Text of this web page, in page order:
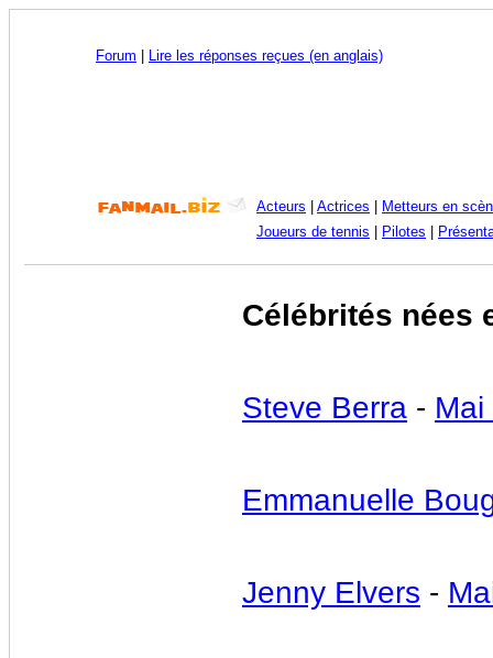
Forum Lire les réponses reçues (en anglais)
Acteurs Actrices
Metteurs en
Joueurs de tennis
Pilotes
Célébrités nées
Steve Berra - Mai
Emmanuelle
Jenny Elvers -